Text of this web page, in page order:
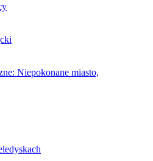
Niepokonane miasto,